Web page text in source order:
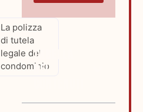
La polizza
di tutela
legale del
condominio
TABELLA
DEI